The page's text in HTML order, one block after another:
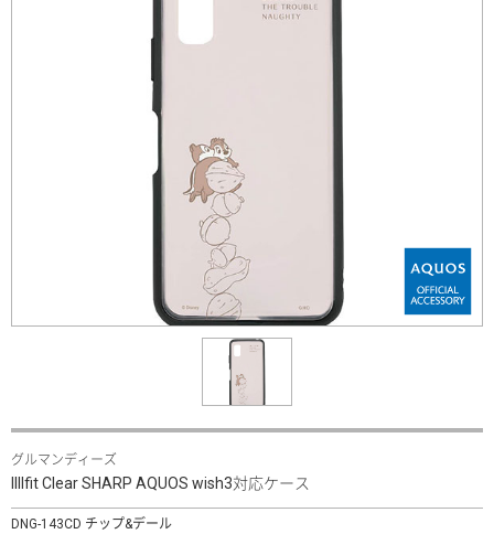
グルマンディーズ
IIIIfit Clear SHARP AQUOS wish3対応ケース
DNG-143CD チップ&デール